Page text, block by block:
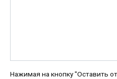
Нажимая на кнопку "Оставить